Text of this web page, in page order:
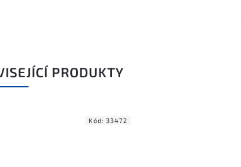
PRODUKTY
Kód: 33472